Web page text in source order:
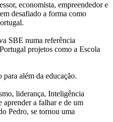
economista, empreendedor e
desafiado a forma como
SBE numa referência
projetos como a Escola
além da educação.
liderança, Inteligência
a falhar e de um
Pedro, se tornou uma